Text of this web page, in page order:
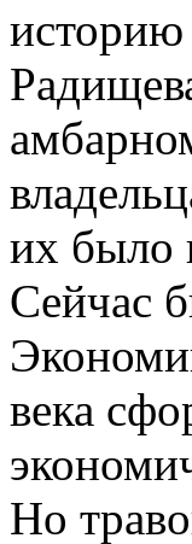
их было
Сейчас
века
Но